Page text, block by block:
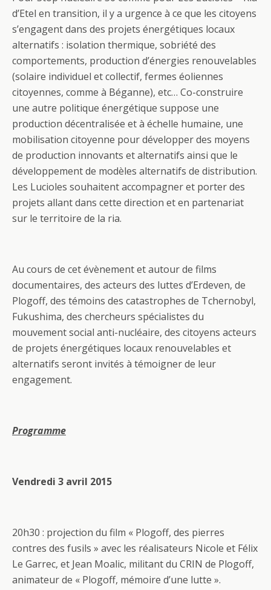
d’Etel en transition, il y a urgence à ce que les citoyens
s’engagent dans des projets énergétiques locaux
alternatifs : isolation thermique, sobriété des
comportements, production d’énergies renouvelables
(solaire individuel et collectif, fermes éoliennes
citoyennes, comme à Béganne), etc… Co-construire
une autre politique énergétique suppose une
production décentralisée et à échelle humaine, une
mobilisation citoyenne pour développer des moyens
de production innovants et alternatifs ainsi que le
développement de modèles alternatifs de distribution.
Les Lucioles souhaitent accompagner et porter des
projets allant dans cette direction et en partenariat
sur le territoire de la ria.
Au cours de cet évènement et autour de films
documentaires, des acteurs des luttes d’Erdeven, de
Plogoff, des témoins des catastrophes de Tchernobyl,
Fukushima, des chercheurs spécialistes du
mouvement social anti-nucléaire, des citoyens acteurs
de projets énergétiques locaux renouvelables et
alternatifs seront invités à témoigner de leur
engagement.
Programme
Vendredi 3 avril 2015
20h30 : projection du film « Plogoff, des pierres
contres des fusils » avec les réalisateurs Nicole et Félix
Le Garrec, et Jean Moalic, militant du CRIN de Plogoff,
animateur de « Plogoff, mémoire d’une lutte ».